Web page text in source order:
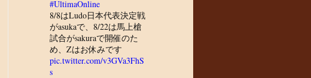
#UltimaOnline
8/8はLudo日本代表決定戦
がasukaで、8/22は馬上槍
試合がsakuraで開催のた
め、Zはお休みです
pic.twitter.com/v3GVa3FhS
s